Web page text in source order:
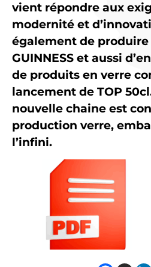
vient répondre aux
modernité et
également de
GUINNESS et aussi
de produits en verre
lancement de TOP
nouvelle chaine est
production verre,
l’infini.